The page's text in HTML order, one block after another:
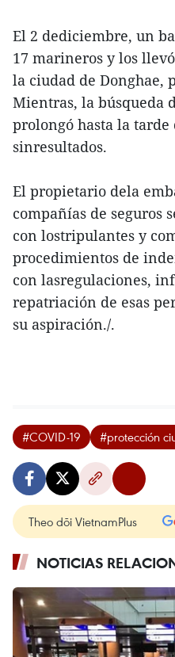
El 2 dediciembre, un
17 marineros y los
la ciudad de Donghae,
Mientras, la búsqueda
prolongó hasta la
sinresultados.
El propietario dela
compañías de seguros
con lostripulantes y
procedimientos de
con lasregulaciones,
repatriación de esas
su aspiración./.
#COVID-19 #protección
Theo dõi VietnamPlus
NOTICIAS